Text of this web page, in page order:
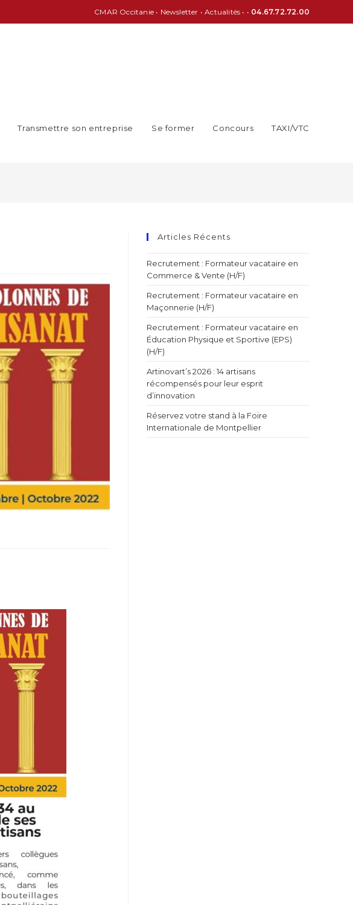
CMAR Occitanie• Newsletter •Actualités • • 04.67.72.72.00
Transmettre son entreprise Se former Concours TAXI/VTC
Articles Récents
Recrutement : Formateur vacataire en
Commerce & Vente (H/F)
Recrutement : Formateur vacataire en
Maçonnerie (H/F)
Recrutement : Formateur vacataire en
Éducation Physique et Sportive (EPS)
(H/F)
Artinovart’s 2026 : 14 artisans
récompensés pour leur esprit
d’innovation
Réservez votre stand à la Foire
Internationale de Montpellier